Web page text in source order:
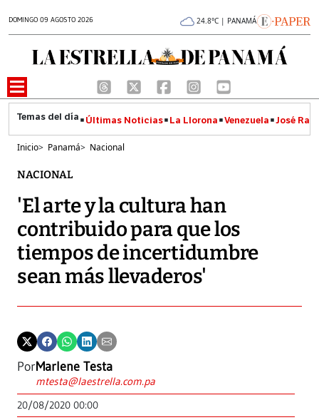
DOMINGO 09 AGOSTO 2026 24.8°C | PANAMÁ
Últimas Noticias La Llorona Venezuela José
Inicio> Panamá> Nacional
NACIONAL
'El arte y la cultura han
contribuido para que los
tiempos de incertidumbre
sean más llevaderos'
PorMarlene Testa
mtesta@laestrella.com.pa
20/08/2020 00:00